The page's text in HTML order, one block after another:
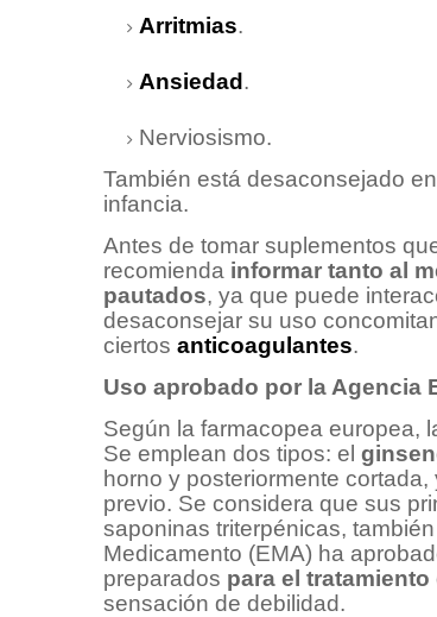
Arritmias.
Ansiedad .
Nerviosismo.
También está desaconsejado
infancia.
Antes de tomar suplementos
recomienda informar tanto al
pautados, ya que puede
desaconsejar su uso
ciertos anticoagulantes.
Uso aprobado por la Agencia
Según la farmacopea europea,
Se emplean dos tipos: el
horno y posteriormente cortada,
previo. Se considera que sus
saponinas triterpénicas,
Medicamento (EMA) ha
preparados para el
sensación de debilidad.